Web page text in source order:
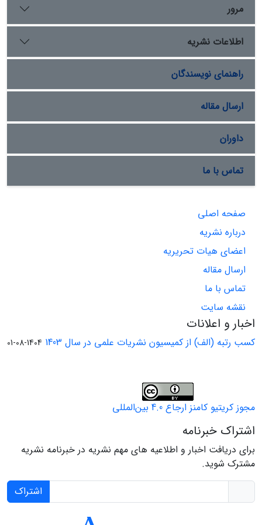
مرور
اطلاعات نشریه
راهنمای نویسندگان
ارسال مقاله
داوران
تماس با ما
صفحه اصلی
درباره نشریه
اعضای هیات تحریریه
ارسال مقاله
تماس با ما
نقشه سایت
اخبار و اعلانات
کسب رتبه (الف) از کمیسیون نشریات علمی در سال 1403 1404-08-01
مجوز کریتیو کامنز ارجاع 4.0 بین‌المللی
اشتراک خبرنامه
برای دریافت اخبار و اطلاعیه های مهم نشریه در خبرنامه نشریه
مشترک شوید.
اشتراک